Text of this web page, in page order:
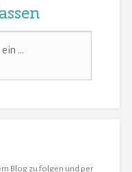
Blog zu folgen und per